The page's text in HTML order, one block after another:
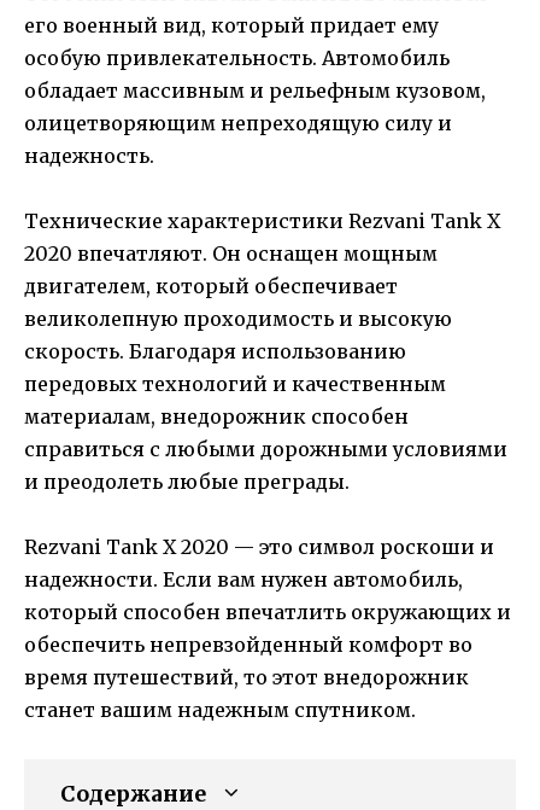
его военный вид, который придает ему
особую привлекательность. Автомобиль
обладает массивным и рельефным кузовом,
олицетворяющим непреходящую силу и
надежность.
Технические характеристики Rezvani Tank X
2020 впечатляют. Он оснащен мощным
двигателем, который обеспечивает
великолепную проходимость и высокую
скорость. Благодаря использованию
передовых технологий и качественным
материалам, внедорожник способен
справиться с любыми дорожными условиями
и преодолеть любые преграды.
Rezvani Tank X 2020 — это символ роскоши и
надежности. Если вам нужен автомобиль,
который способен впечатлить окружающих и
обеспечить непревзойденный комфорт во
время путешествий, то этот внедорожник
станет вашим надежным спутником.
Содержание